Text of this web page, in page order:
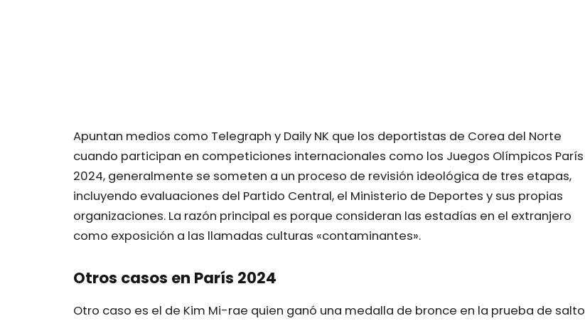
Apuntan medios como Telegraph y Daily NK que los deportistas de Corea del Norte
cuando participan en competiciones internacionales como los Juegos Olímpicos París
2024, generalmente se someten a un proceso de revisión ideológica de tres etapas,
incluyendo evaluaciones del Partido Central, el Ministerio de Deportes y sus propias
organizaciones. La razón principal es porque consideran las estadías en el extranjero
como exposición a las llamadas culturas «contaminantes».
Otros casos en París 2024
Otro caso es el de Kim Mi-rae quien ganó una medalla de bronce en la prueba de salto